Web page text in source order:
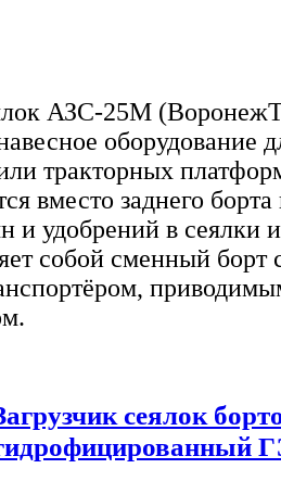
АЗС-25М
оборудование
тракторных
вместо заднего
и удобрений в сеялки
собой сменный борт
сеялок